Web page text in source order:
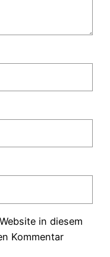
in diesem
Kommentar